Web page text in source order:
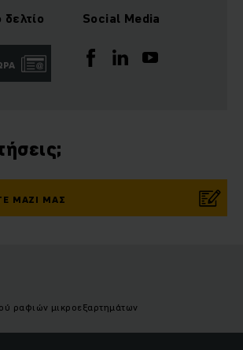
Social Media
ΜΑΖΊ ΜΑΣ
ραφιών μικροεξαρτημάτων